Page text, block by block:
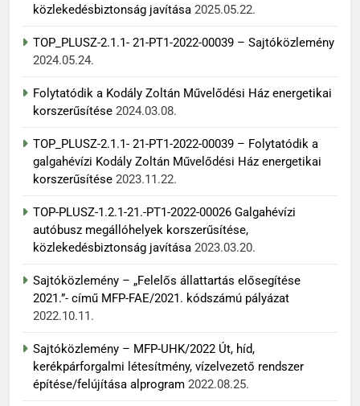
közlekedésbiztonság javítása 2025.05.22.
TOP_PLUSZ-2.1.1- 21-PT1-2022-00039 – Sajtóközlemény
2024.05.24.
Folytatódik a Kodály Zoltán Művelődési Ház energetikai
korszerűsítése 2024.03.08.
TOP_PLUSZ-2.1.1- 21-PT1-2022-00039 – Folytatódik a
galgahévízi Kodály Zoltán Művelődési Ház energetikai
korszerűsítése 2023.11.22.
TOP-PLUSZ-1.2.1-21.-PT1-2022-00026 Galgahévízi
autóbusz megállóhelyek korszerűsítése,
közlekedésbiztonság javítása 2023.03.20.
Sajtóközlemény – „Felelős állattartás elősegítése
2021.”- című MFP-FAE/2021. kódszámú pályázat
2022.10.11.
Sajtóközlemény – MFP-UHK/2022 Út, híd,
kerékpárforgalmi létesítmény, vízelvezető rendszer
építése/felújítása alprogram 2022.08.25.